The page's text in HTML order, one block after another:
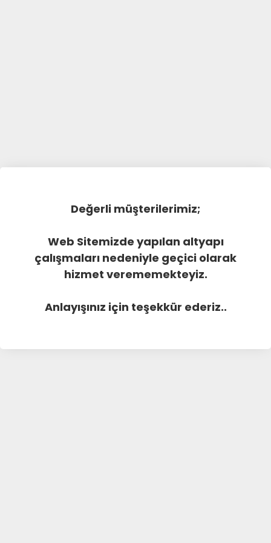
Değerli müşterilerimiz;
Web Sitemizde yapılan altyapı
çalışmaları nedeniyle geçici olarak
hizmet verememekteyiz.
Anlayışınız için teşekkür ederiz..